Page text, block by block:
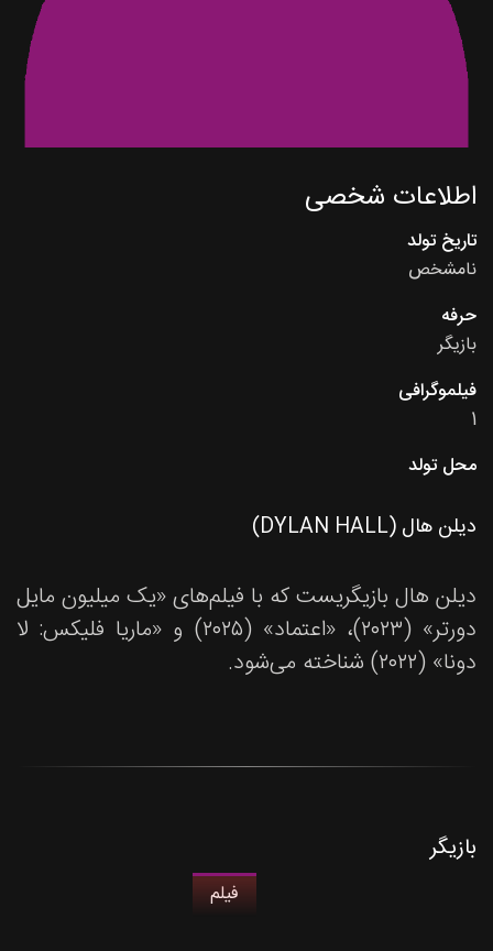
اطلاعات شخصی
تاریخ تولد
نامشخص
حرفه
بازیگر
فیلموگرافی
1
محل تولد
دیلن هال (DYLAN HALL)
دیلن هال بازیگریست که با فیلم‌های «یک میلیون مایل
دورتر» (۲۰۲۳)، «اعتماد» (۲۰۲۵) و «ماریا فلیکس: لا
دونا» (۲۰۲۲) شناخته می‌شود.
بازیگر
فیلم